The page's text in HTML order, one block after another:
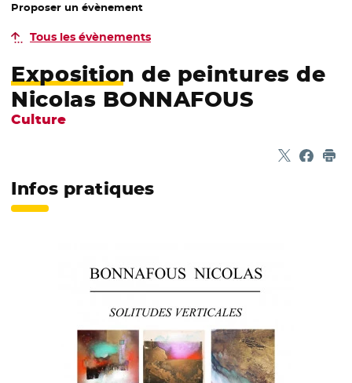
Proposer un évènement
Tous les évènements
Exposition de peintures de
Nicolas BONNAFOUS
Culture
Partager
- Nouvelle
-
Infos pratiques